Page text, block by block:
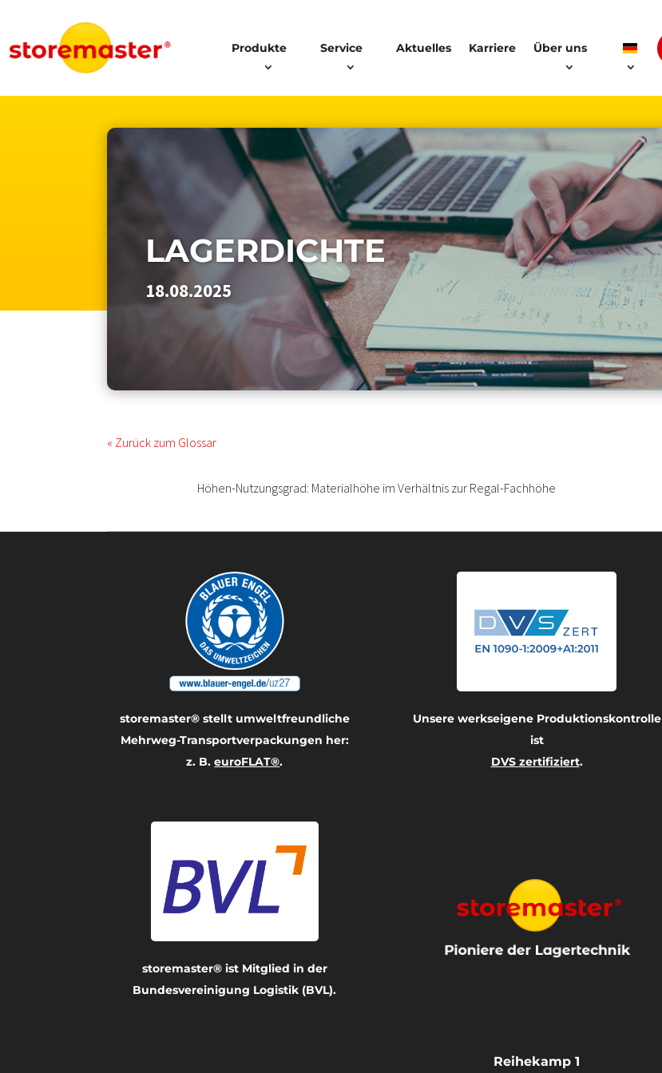
Produkte Service Aktuelles Karriere Über uns
LAGERDICHTE
18.08.2025
« Zurück zum Glossar
Höhen-Nutzungsgrad: Materialhöhe im Verhältnis zur Regal-Fachhöhe
storemaster® stellt umwelt­freundliche
Mehrweg-Transport­verpackungen her:
z. B.euroFLAT®.
Unsere werkseigene Produktionskontrolle
ist
DVS zertifiziert.
storemaster® ist Mitglied in der
Bundesvereinigung Logistik (BVL).
Reihekamp 1